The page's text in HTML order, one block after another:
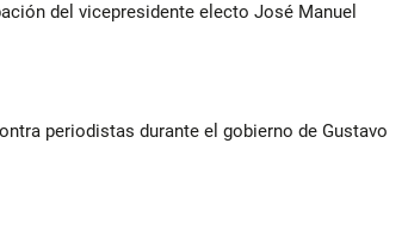
del vicepresidente electo José Manuel
periodistas durante el gobierno de Gustavo